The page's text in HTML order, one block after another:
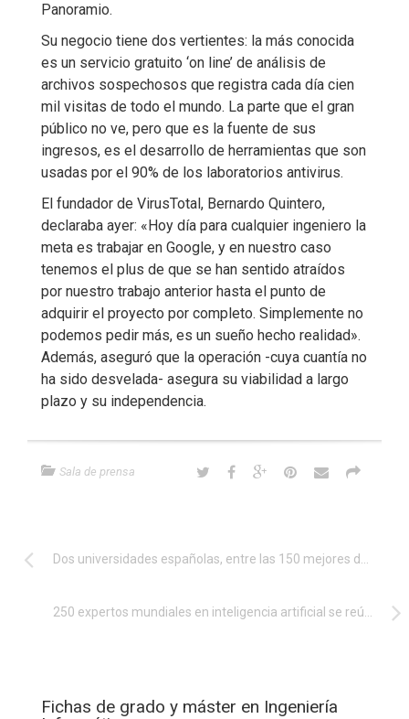
Panoramio.
Su negocio tiene dos vertientes: la más conocida
es un servicio gratuito ‘on line’ de análisis de
archivos sospechosos que registra cada día cien
mil visitas de todo el mundo. La parte que el gran
público no ve, pero que es la fuente de sus
ingresos, es el desarrollo de herramientas que son
usadas por el 90% de los laboratorios antivirus.
El fundador de VirusTotal, Bernardo Quintero,
declaraba ayer: «Hoy día para cualquier ingeniero la
meta es trabajar en Google, y en nuestro caso
tenemos el plus de que se han sentido atraídos
por nuestro trabajo anterior hasta el punto de
adquirir el proyecto por completo. Simplemente no
podemos pedir más, es un sueño hecho realidad».
Además, aseguró que la operación -cuya cuantía no
ha sido desvelada- asegura su viabilidad a largo
plazo y su independencia.
Sala de prensa
Fichas de grado y máster en Ingeniería